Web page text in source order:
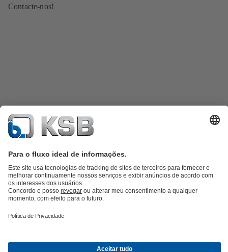
Contacte-nos!
Catálogo de produtosKSB SupremeServ: peças sobressalentes
SupremeServ: assistência premium para bombas e válvulasCarrinho
Águas ResiduaisAbastecimento de Água
Oportunidades de carreira na KSB